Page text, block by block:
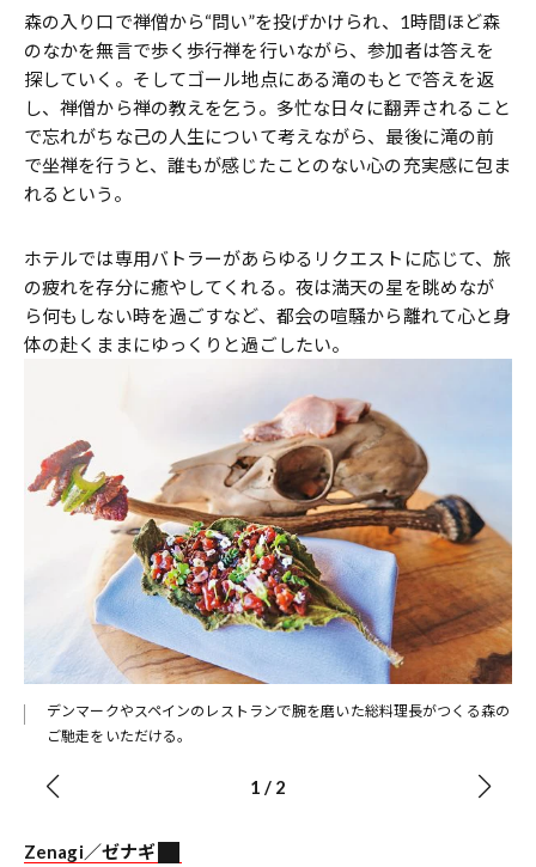
森の入り口で禅僧から“問い”を投げかけられ、1時間ほど森
のなかを無言で歩く歩行禅を行いながら、参加者は答えを
探していく。そしてゴール地点にある滝のもとで答えを返
し、禅僧から禅の教えを乞う。多忙な日々に翻弄されること
で忘れがちな己の人生について考えながら、最後に滝の前
で坐禅を行うと、誰もが感じたことのない心の充実感に包ま
れるという。
ホテルでは専用バトラーがあらゆるリクエストに応じて、旅
の疲れを存分に癒やしてくれる。夜は満天の星を眺めなが
ら何もしない時を過ごすなど、都会の喧騒から離れて心と身
体の赴くままにゆっくりと過ごしたい。
デンマークやスペインのレストランで腕を磨いた総料理長がつくる森の
ご馳走をいただける。
1 / 2
Zenagi／ゼナギ